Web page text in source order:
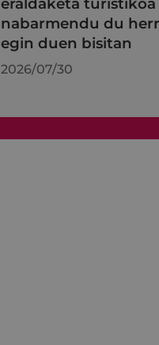
nabarmendu du
egin duen bisitan
2026/07/30